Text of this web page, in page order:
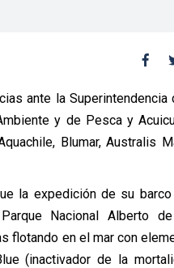
ante la
y de Pesca y
Blumar, Australis
la expedición de su
Nacional Alberto
flotando en el mar con
(inactivador de la